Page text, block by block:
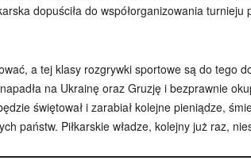
dopuściła do współorganizowania
a tej klasy rozgrywki sportowe są do tego
na Ukrainę oraz Gruzję i bezprawnie
świętował i zarabiał kolejne pieniądze,
państw. Piłkarskie władze, kolejny już raz,